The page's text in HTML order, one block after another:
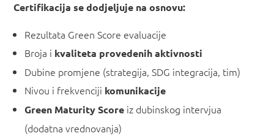
Certifikacija se dodjeljuje na osnovu:
Rezultata Green Score evaluacije
Broja i kvaliteta provedenih aktivnosti
Dubine promjene (strategija, SDG integracija, tim)
Nivou i frekvenciji komunikacije
Green Maturity Score iz dubinskog intervjua
(dodatna vrednovanja)